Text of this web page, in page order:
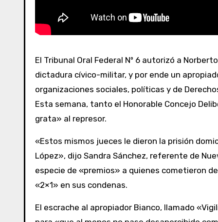
El Tribunal Oral Federal Nº 6 autorizó a Norberto Bianco, médico que fue Jefe de la Maternidad Clandestina de Campo de Mayo durante la última
dictadura cívico-militar, y por ende un
organizaciones sociales, políticas y de
Esta semana, tanto el Honorable Concejo
grata» al represor.
«Estos mismos jueces le dieron la prisión
López», dijo Sandra Sánchez, referente de
especie de «premios» a quienes cometieron
«2×1» en sus condenas.
El escrache al apropiador Bianco, llamado